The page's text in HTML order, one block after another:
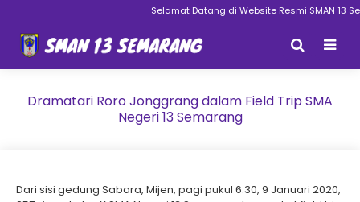
Selamat Datang di Website Resmi SMAN 13
Dramatari Roro Jonggrang dalam Field Trip SMA
Negeri 13 Semarang
Dari sisi gedung Sabara, Mijen, pagi pukul 6.30, 9 Januari 2020,